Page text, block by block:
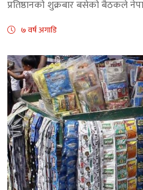
प्रतिष्ठानको शुक्रबार बसेको बैठकले
७ वर्ष अगाडि